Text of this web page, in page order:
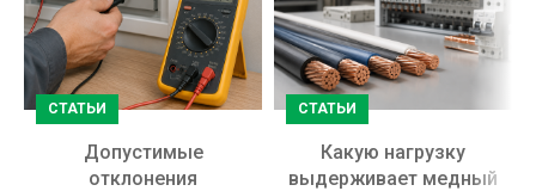
СТАТЬИ
Допустимые
отклонения
СТАТЬИ
Какую нагрузку
выдерживает медный